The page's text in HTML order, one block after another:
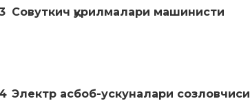
Совуткич қурилмалари машинисти
4 Электр асбоб-ускуналари созловчиси